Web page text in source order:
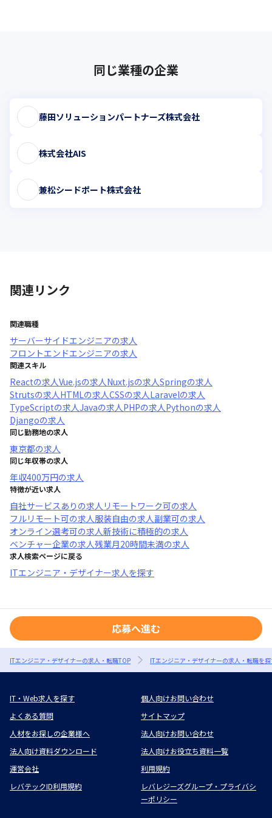
同じ業種の企業
藤田ソリューションパートナーズ株式会社
株式会社AIS
兼松シードポート株式会社
関連リンク
関連職種
サーバーサイドエンジニアの求人
フロントエンドエンジニアの求人
関連スキル
Reactの求人Vue.jsの求人Nuxt.jsの求人Springの求人
Strutsの求人HTMLの求人CSSの求人Laravelの求人
TypeScriptの求人Javaの求人PHPの求人Pythonの求人
Djangoの求人
同じ勤務地の求人
東京都の求人
同じ年収帯の求人
年収400万円の求人
特徴が近い求人
自社サービスあり の求人 リモートワーク可の求人
フルリモート可の求人服装自由の求人副業可の求人
オンライン選考可の求人新技術に積極的の求人
ベンチャー企業の求人残業月20時間未満の求人
求人検索ページに戻る
ITエンジニア・デザイナー求人を探す
応募へ進む
ITエンジニア・デザイナーの求人・転職TOP ITエンジニア・デザイナーの求人・転職を
IT・Web求人を探す
個人向けお問い合わせ
よくある質問
サイトマップ
人材をお探しの企業様へ
法人向けお問い合わせ
法人向け資料ダウンロード
法人向けお役立ち資料一覧
運営会社
利用規約
レバテックID利用規約
レバレジーズグループ・プライバシ
ーポリシー